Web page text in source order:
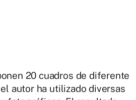
20 cuadros de diferente
autor ha utilizado diversas